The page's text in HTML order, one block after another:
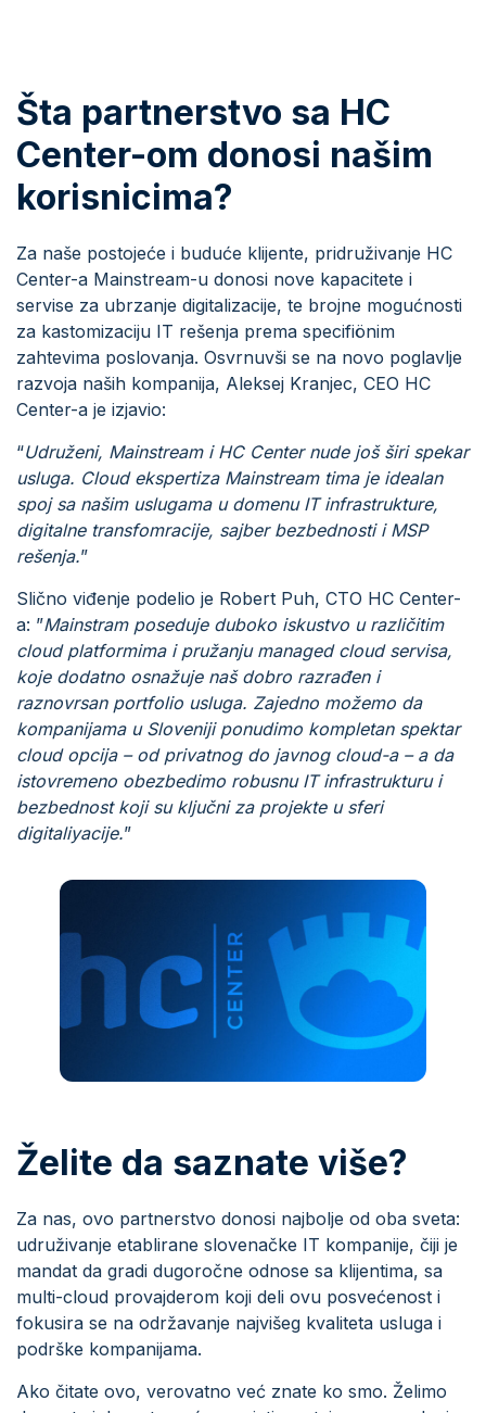
Šta partnerstvo sa HC
Center-om donosi našim
korisnicima?
Za naše postojeće i buduće klijente, pridruživanje HC
Center-a Mainstream-u donosi nove kapacitete i
servise za ubrzanje digitalizacije, te brojne mogućnosti
za kastomizaciju IT rešenja prema specifiönim
zahtevima poslovanja. Osvrnuvši se na novo poglavlje
razvoja naših kompanija, Aleksej Kranjec, CEO HC
Center-a je izjavio:
“Udruženi, Mainstream i HC Center nude još širi spekar
usluga. Cloud ekspertiza Mainstream tima je idealan
spoj sa našim uslugama u domenu IT infrastrukture,
digitalne transfomracije, sajber bezbednosti i MSP
rešenja.”
Slično viđenje podelio je Robert Puh, CTO HC Center-
a: ”Mainstram poseduje duboko iskustvo u različitim
cloud platformima i pružanju managed cloud servisa,
koje dodatno osnažuje naš dobro razrađen i
raznovrsan portfolio usluga. Zajedno možemo da
kompanijama u Sloveniji ponudimo kompletan spektar
cloud opcija – od privatnog do javnog cloud-a – a da
istovremeno obezbedimo robusnu IT infrastrukturu i
bezbednost koji su ključni za projekte u sferi
digitaliyacije.”
Želite da saznate više?
Za nas, ovo partnerstvo donosi najbolje od oba sveta:
udruživanje etablirane slovenačke IT kompanije, čiji je
mandat da gradi dugoročne odnose sa klijentima, sa
multi-cloud provajderom koji deli ovu posvećenost i
fokusira se na održavanje najvišeg kvaliteta usluga i
podrške kompanijama.
Ako čitate ovo, verovatno već znate ko smo. Želimo